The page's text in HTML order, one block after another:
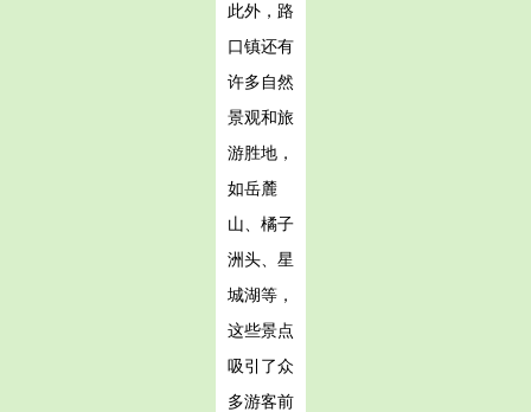
此外，路
口镇还有
许多自然
景观和旅
游胜地，
如岳麓
山、橘子
洲头、星
城湖等，
这些景点
吸引了众
多游客前